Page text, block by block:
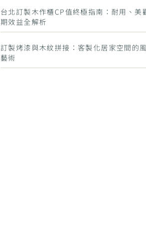
台北訂製木作櫃CP值終極指南：耐用、美
期效益全解析
訂製烤漆與木紋拼接：客製化居家空間的
藝術